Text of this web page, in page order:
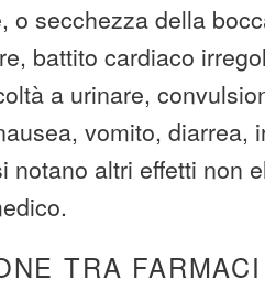
o secchezza della
battito cardiaco
a urinare,
vomito, diarrea,
notano altri effetti non
TRA FARMACI